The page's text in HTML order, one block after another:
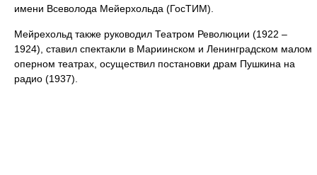
имени Всеволода Мейерхольда (ГосТИМ).
Мейрехольд также руководил Театром Революции (1922 –
1924), ставил спектакли в Мариинском и Ленинградском малом
оперном театрах, осуществил постановки драм Пушкина на
радио (1937).